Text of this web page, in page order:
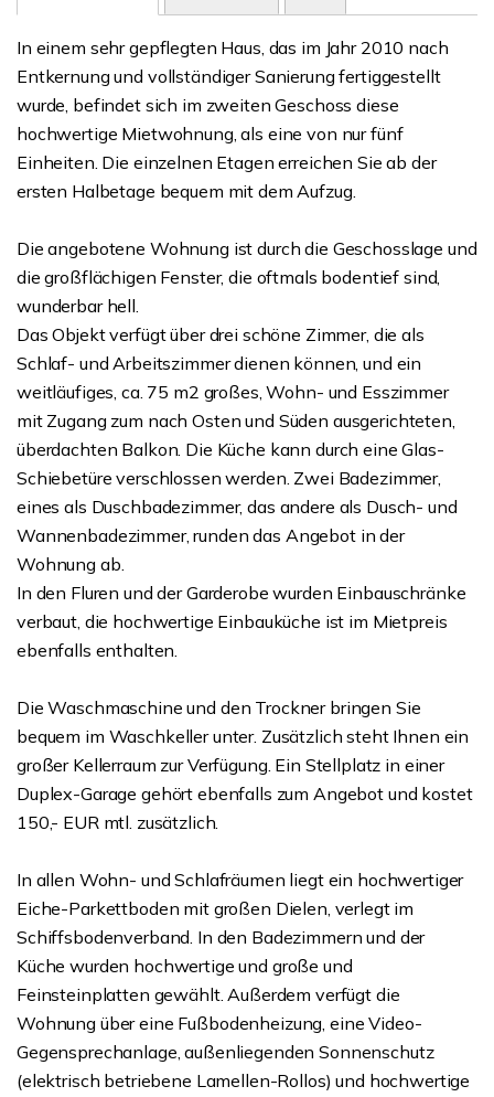
In einem sehr gepflegten Haus, das im Jahr 2010 nach
Entkernung und vollständiger Sanierung fertiggestellt
wurde, befindet sich im zweiten Geschoss diese
hochwertige Mietwohnung, als eine von nur fünf
Einheiten. Die einzelnen Etagen erreichen Sie ab der
ersten Halbetage bequem mit dem Aufzug.
Die angebotene Wohnung ist durch die Geschosslage und
die großflächigen Fenster, die oftmals bodentief sind,
wunderbar hell.
Das Objekt verfügt über drei schöne Zimmer, die als
Schlaf- und Arbeitszimmer dienen können, und ein
weitläufiges, ca. 75 m2 großes, Wohn- und Esszimmer
mit Zugang zum nach Osten und Süden ausgerichteten,
überdachten Balkon. Die Küche kann durch eine Glas-
Schiebetüre verschlossen werden. Zwei Badezimmer,
eines als Duschbadezimmer, das andere als Dusch- und
Wannenbadezimmer, runden das Angebot in der
Wohnung ab.
In den Fluren und der Garderobe wurden Einbauschränke
verbaut, die hochwertige Einbauküche ist im Mietpreis
ebenfalls enthalten.
Die Waschmaschine und den Trockner bringen Sie
bequem im Waschkeller unter. Zusätzlich steht Ihnen ein
großer Kellerraum zur Verfügung. Ein Stellplatz in einer
Duplex-Garage gehört ebenfalls zum Angebot und kostet
150,- EUR mtl. zusätzlich.
In allen Wohn- und Schlafräumen liegt ein hochwertiger
Eiche-Parkettboden mit großen Dielen, verlegt im
Schiffsbodenverband. In den Badezimmern und der
Küche wurden hochwertige und große und
Feinsteinplatten gewählt. Außerdem verfügt die
Wohnung über eine Fußbodenheizung, eine Video-
Gegensprechanlage, außenliegenden Sonnenschutz
(elektrisch betriebene Lamellen-Rollos) und hochwertige